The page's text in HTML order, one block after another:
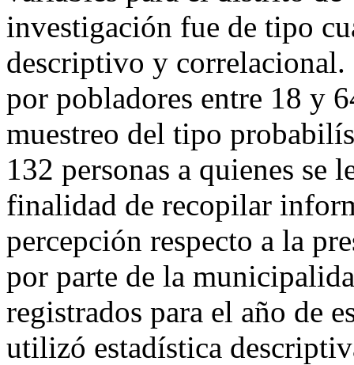
investigación fue de tipo
descriptivo y
por pobladores entre 18 y
muestreo del tipo
132 personas a quienes se
finalidad de recopilar
percepción respecto a la
por parte de la
registrados para el año de
utilizó estadística